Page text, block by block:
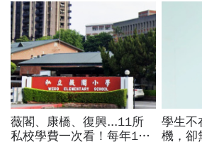
換算，應試規定＋考古題必
看
成績
薇閣、康橋、復興...11所
私校學費一次看！每年100
學生不
機，
裸辭